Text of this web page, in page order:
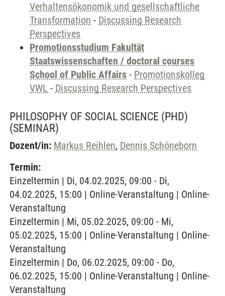
Verhaltensökonomik und gesellschaftliche
Transformation - Discussing Research
Perspectives
Promotionsstudium Fakultät
Staatswissenschaften / doctoral courses
School of Public Affairs - Promotionskolleg
VWL - Discussing Research Perspectives
PHILOSOPHY OF SOCIAL SCIENCE (PHD)
(SEMINAR)
Dozent/in: Markus Reihlen, Dennis Schöneborn
Termin:
Einzeltermin | Di, 04.02.2025, 09:00 - Di,
04.02.2025, 15:00 | Online-Veranstaltung | Online-
Veranstaltung
Einzeltermin | Mi, 05.02.2025, 09:00 - Mi,
05.02.2025, 15:00 | Online-Veranstaltung | Online-
Veranstaltung
Einzeltermin | Do, 06.02.2025, 09:00 - Do,
06.02.2025, 15:00 | Online-Veranstaltung | Online-
Veranstaltung